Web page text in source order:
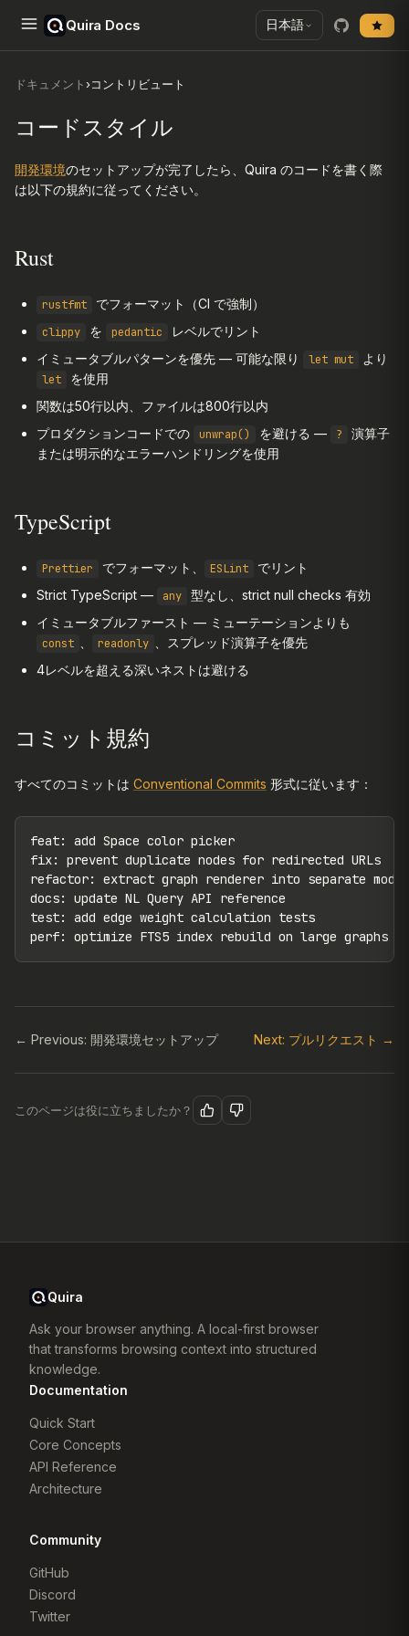
Quira Docs 日本語
ドキュメント›コントリビュート
コードスタイル
開発環境のセットアップが完了したら、Quira のコードを書く際
は以下の規約に従ってください。
Rust
rustfmt でフォーマット（CI で強制）
clippy を pedantic
レベルでリント
イミュータブルパターンを優先 — 可能な限り
let mut より
let
を使用
関数は50行以内、ファイルは800行以内
プロダクションコードでの
unwrap() を避ける — ?
演算子
または明示的なエラーハンドリングを使用
TypeScript
Prettier でフォーマット、 ESLint
でリント
Strict TypeScript —
any
型なし、strict null checks 有効
イミュータブルファースト — ミューテーションよりも
const readonly
、スプレッド演算子を優先
4レベルを超える深いネストは避ける
コミット規約
すべてのコミットは Conventional Commits 形式に従います：
feat: add Space color picker
fix: prevent duplicate nodes for redirected URLs
refactor: extract graph renderer into separate
docs: update NL Query API reference
test: add edge weight calculation tests
perf: optimize FTS5 index rebuild on large graphs
← Previous: 開発環境セットアップ Next: プルリクエスト →
このページは役に立ちましたか？
Quira
Ask your browser anything. A local-first browser
that transforms browsing context into structured
knowledge.
Documentation
Quick Start
Core Concepts
API Reference
Architecture
Community
GitHub
Discord
Twitter